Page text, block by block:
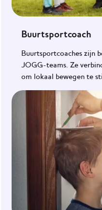
Buurtsportcoach
Buurtsportcoaches zijn
JOGG-teams. Ze
om lokaal bewegen te